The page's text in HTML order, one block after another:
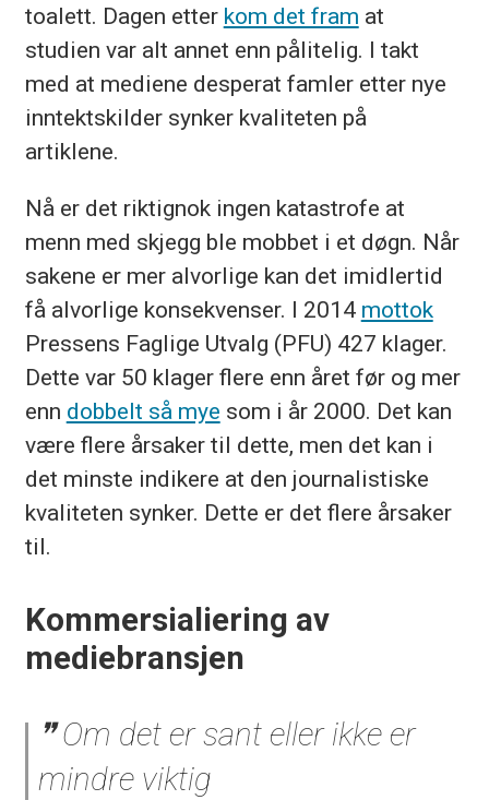
toalett. Dagen etter kom det fram at
studien var alt annet enn pålitelig. I takt
med at mediene desperat famler etter nye
inntektskilder synker kvaliteten på
artiklene.
Nå er det riktignok ingen katastrofe at
menn med skjegg ble mobbet i et døgn. Når
sakene er mer alvorlige kan det imidlertid
få alvorlige konsekvenser. I 2014 mottok
Pressens Faglige Utvalg (PFU) 427 klager.
Dette var 50 klager flere enn året før og mer
enn dobbelt så mye som i år 2000. Det kan
være flere årsaker til dette, men det kan i
det minste indikere at den journalistiske
kvaliteten synker. Dette er det flere årsaker
til.
Kommersialiering av
mediebransjen
Om det er sant eller ikke er
mindre viktig